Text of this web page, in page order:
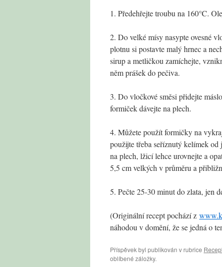
1. Předehřejte troubu na 160°C.
2. Do velké mísy nasypte ovesné
plotnu si postavte malý hrnec a
sirup a metličkou zamíchejte,
něm prášek do pečiva.
3. Do vločkové směsi přidejte
formiček dávejte na plech.
4. Můžete použít formičky na
použijte třeba seříznutý kelímek
na plech, lžicí lehce urovnejte a
5,5 cm velkých v průměru a
5. Pečte 25-30 minut do zlata, jen
(Originální recept pochází z
náhodou v domění, že se jedná o
Příspěvek byl publikován v rubrice
oblíbené záložky.